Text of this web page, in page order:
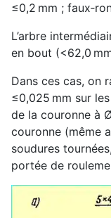
≤0,2 mm ;
L’arbre
en bout (<62,0
Dans ces cas, on
≤0,025 mm sur
de la couronne à
couronne (même
soudures
portée de